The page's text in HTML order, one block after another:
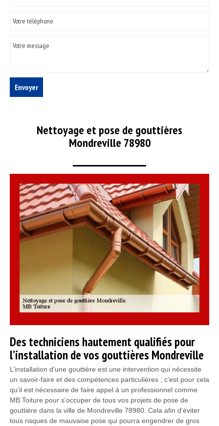
Nettoyage et pose de gouttières
Mondreville 78980
Des techniciens hautement qualifiés pour
l’installation de vos gouttières Mondreville
L’installation d’une gouttière est une intervention qui nécessite
un savoir-faire et des compétences particulières ; c’est pour cela
qu’il est nécessaire de faire appel à un professionnel comme
MB Toiture pour s’occuper de tous vos projets de pose de
gouttière dans la ville de Mondreville 78980. Cela afin d’éviter
tous risques de mauvaise pose qui pourra engendrer de gros